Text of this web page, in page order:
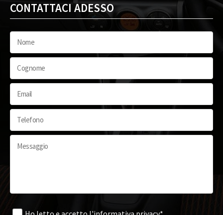
CONTATTACI ADESSO